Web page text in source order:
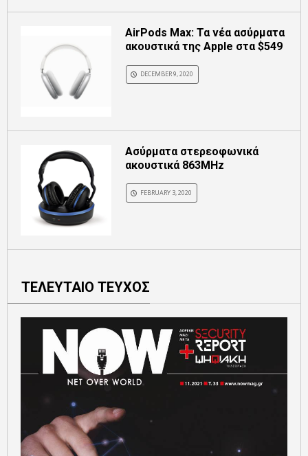
AirPods Max: Τα νέα ασύρματα
ακουστικά της Apple στα $549
DECEMBER 9, 2020
Ασύρματα στερεοφωνικά
ακουστικά 863MHz
FEBRUARY 3, 2020
ΤΕΛΕΥΤΑΙΟ ΤΕΥΧΟΣ